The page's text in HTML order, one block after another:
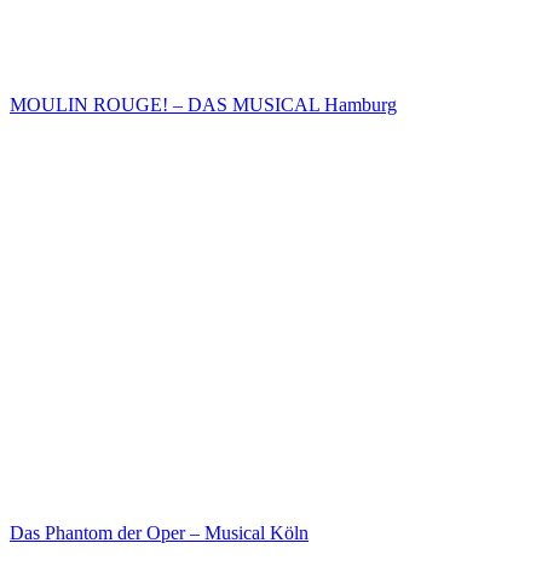
MOULIN ROUGE! – DAS MUSICAL Hamburg
Das Phantom der Oper – Musical Köln